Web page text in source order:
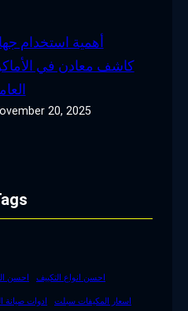
أهمية استخدام
كاشف معادن في
20, 2025
احسن احسن انواع التكييف
ادوات صيانة اسعار المكيفات سبلت